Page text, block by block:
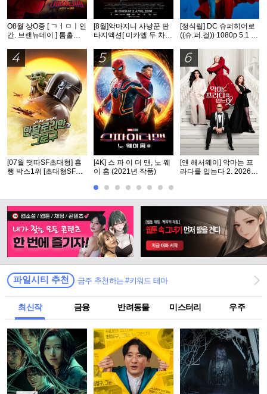
O8월 상O중 [ ㄱㅓㅁㅣ인
간. 브랜뉴데이 ] 톰홀랜
[8월]악마지니 사냥꾼 판
타지액션[ 미카엘 두 차원
[정식릴] DC 슈퍼히어로
((슈.퍼.걸)) 1080p 5.1 공
4
[07월 떳따SF초대형] 흥
행 박스1위 [초대형SF대
5
[4K] 스 파 이 더 맨, 노 웨
이 홈 (2021년 작품)
6
[앤 해서웨이] 악마는 프
라다를 입는다 2. 2026 (2
파일시티 추천 금주 추천하는 #키워드 테마
최신작 금융 반려동물 미스터리 우주